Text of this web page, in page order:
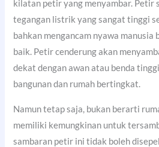
kilatan petir yang menyambar. Petir
tegangan listrik yang sangat tinggi
bahkan mengancam nyawa
baik. Petir cenderung akan
dekat dengan awan atau benda
bangunan dan rumah bertingkat.
Namun tetap saja, bukan berarti
memiliki kemungkinan untuk
sambaran petir ini tidak boleh